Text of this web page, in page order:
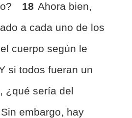
18 Ahora bien,
a cada uno de los
cuerpo según le
si todos fueran un
¿qué sería del
Sin embargo, hay